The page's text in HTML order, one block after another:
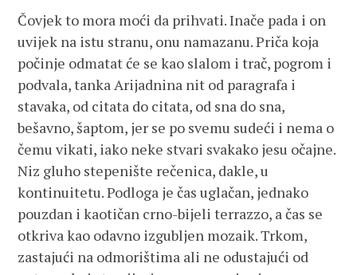
Čovjek to mora moći da prihvati. Inače pada i on
uvijek na istu stranu, onu namazanu. Priča koja
počinje odmatat će se kao slalom i trač, pogrom i
podvala, tanka Arijadnina nit od paragrafa i
stavaka, od citata do citata, od sna do sna,
bešavno, šaptom, jer se po svemu sudeći i nema o
čemu vikati, iako neke stvari svakako jesu očajne.
Niz gluho stepenište rečenica, dakle, u
kontinuitetu. Podloga je čas uglačan, jednako
pouzdan i kaotičan crno-bijeli terrazzo, a čas se
otkriva kao odavno izgubljen mozaik. Trkom,
zastajući na odmorištima ali ne odustajući od